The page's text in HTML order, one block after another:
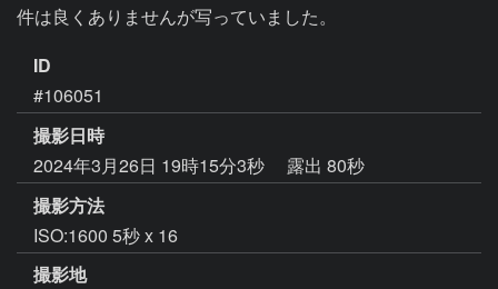
件は良くありませんが写っていました。
ID
#106051
撮影日時
2024年3月26日 19時15分3秒
露出 80秒
撮影方法
ISO:1600 5秒 x 16
撮影地